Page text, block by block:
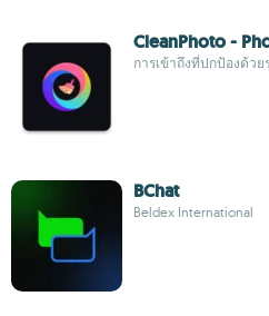
CleanPhoto -
การเข้าถึงที่ปกป้องด้ว
BChat
Beldex International